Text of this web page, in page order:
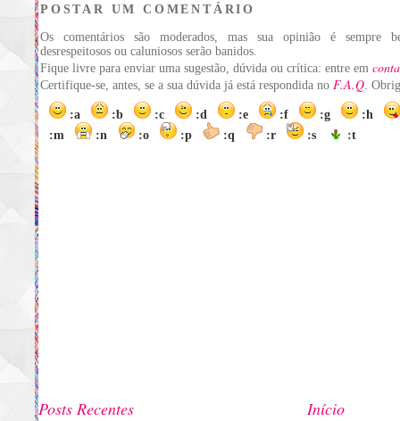
POSTAR UM COMENTÁRIO
Os comentários são moderados, mas sua opinião é sempre
desrespeitosos ou caluniosos serão banidos.
Fique livre para enviar uma sugestão, dúvida ou crítica: entre em
Certifique-se, antes, se a sua dúvida já está respondida no F.A.Q.
:a :b :c :d :e :f :g
:h
:m
:n :o :p :q :r :s :t
Posts Recentes Início